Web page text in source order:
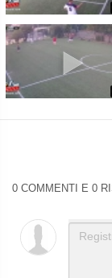
0 COMMENTI E 0